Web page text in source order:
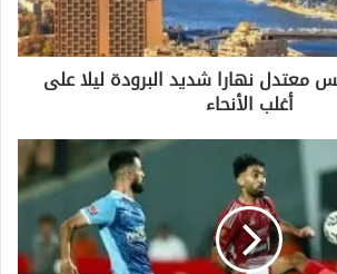
معتدل نهارا شديد البرودة ليلا على
أغلب الأنحاء